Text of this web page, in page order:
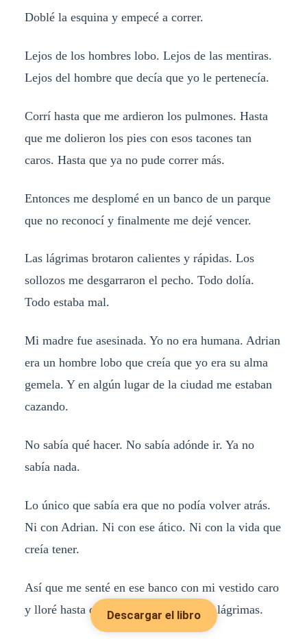
Doblé la esquina y empecé a correr.
Lejos de los hombres lobo. Lejos de las mentiras.
Lejos del hombre que decía que yo le pertenecía.
Corrí hasta que me ardieron los pulmones. Hasta
que me dolieron los pies con esos tacones tan
caros. Hasta que ya no pude correr más.
Entonces me desplomé en un banco de un parque
que no reconocí y finalmente me dejé vencer.
Las lágrimas brotaron calientes y rápidas. Los
sollozos me desgarraron el pecho. Todo dolía.
Todo estaba mal.
Mi madre fue asesinada. Yo no era humana. Adrian
era un hombre lobo que creía que yo era su alma
gemela. Y en algún lugar de la ciudad me estaban
cazando.
No sabía qué hacer. No sabía adónde ir. Ya no
sabía nada.
Lo único que sabía era que no podía volver atrás.
Ni con Adrian. Ni con ese ático. Ni con la vida que
creía tener.
Así que me senté en ese banco con mi vestido caro
y lloré hasta que no me quedaron más lágrimas.
Descargar el libro